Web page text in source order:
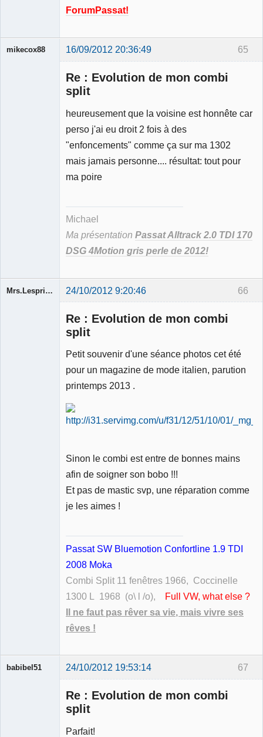
ForumPassat!
65
mikecox88 16/09/2012 20:36:49
Re : Evolution de mon combi
split
heureusement que la voisine est honnête car
perso j'ai eu droit 2 fois à des
"enfoncements" comme ça sur ma 1302
mais jamais personne.... résultat: tout pour
ma poire
Michael
Ma présentation Passat Alltrack 2.0 TDI 170
DSG 4Motion gris perle de 2012!
66
Mrs.Lespritfifi 24/10/2012 9:20:46
Re : Evolution de mon combi
split
Petit souvenir d'une séance photos cet été
pour un magazine de mode italien, parution
printemps 2013 .
Sinon le combi est entre de bonnes mains
afin de soigner son bobo !!!
Et pas de mastic svp, une réparation comme
je les aimes !
Passat SW Bluemotion Confortline 1.9 TDI
2008 Moka
Combi Split 11 fenêtres 1966, Coccinelle
1300 L 1968 (o\ l /o),
Full VW, what else ?
Il ne faut pas rêver sa vie, mais vivre ses
rêves !
67
babibel51 24/10/2012 19:53:14
Re : Evolution de mon combi
split
Parfait!